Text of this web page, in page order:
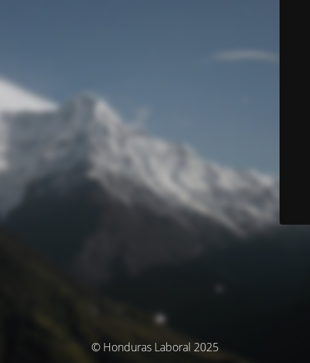
© Honduras Laboral 2025